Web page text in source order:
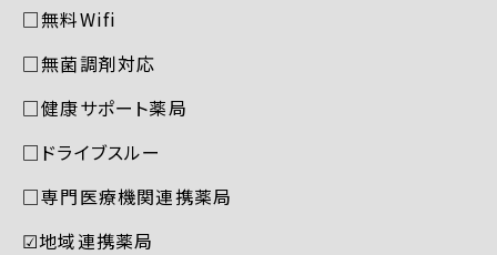
□無料Wifi
□無菌調剤対応
□健康サポート薬局
□ドライブスルー
□専門医療機関連携薬局
☑︎地域連携薬局